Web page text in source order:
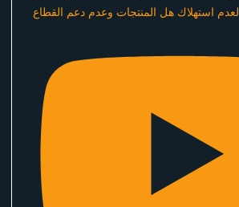
لعدم استهلاك هل المنتجات وعدم دعم القطاع